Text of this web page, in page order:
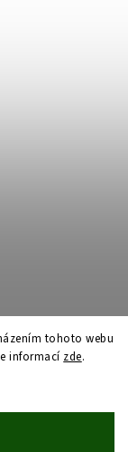
tohoto webu
informací zde.
vyhrazena.